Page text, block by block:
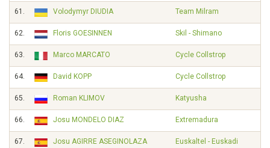
61. Volodymyr DIUDIA Team Milram
62. Floris GOESINNEN Skil - Shimano
63. Marco MARCATO Cycle Collstrop
64. David KOPP Cycle Collstrop
65. Roman KLIMOV Katyusha
66. Josu MONDELO DIAZ Extremadura
67. Josu AGIRRE ASEGINOLAZA Euskaltel - Euskadi